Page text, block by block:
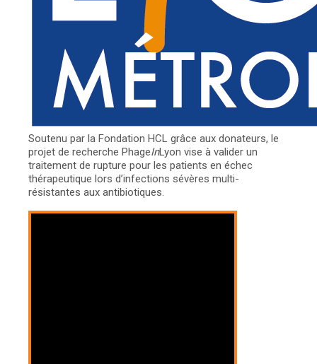
Soutenu par la Fondation HCL grâce aux donateurs, le
projet de recherche PhageInLyon vise à valider un
traitement de rupture pour les patients en échec
thérapeutique lors d’infections sévères multi-
résistantes aux antibiotiques.